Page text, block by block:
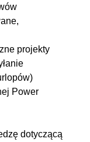
projekty
Power
dotyczącą